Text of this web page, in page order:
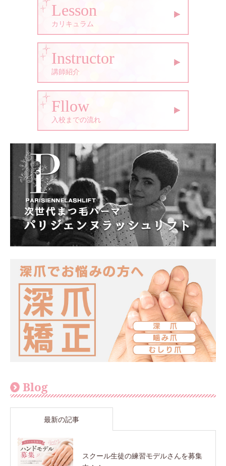
Lesson
カリキュラム
Instructor
講師紹介
Fllow
入校までの流れ
Blog
最新の記事
スクール生徒の練習モデルさんを募集